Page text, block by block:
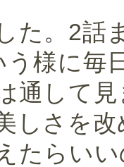
た。2話
う様に毎
通して
しさを
たらい